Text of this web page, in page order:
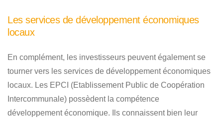
Les services de développement économiques
locaux
En complément, les investisseurs peuvent également se
tourner vers les services de développement économiques
locaux. Les EPCI (Etablissement Public de Coopération
Intercommunale) possèdent la compétence
développement économique. Ils connaissent bien leur